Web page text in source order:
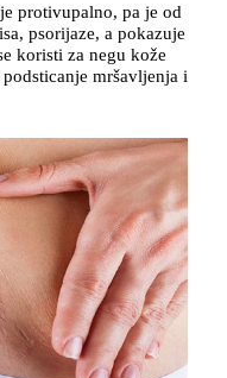
protivupalno, pa je od
psorijaze, a pokazuje
koristi za negu kože
mršavljenja i